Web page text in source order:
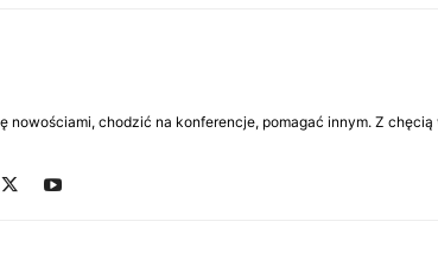
nowościami, chodzić na konferencje, pomagać innym. Z